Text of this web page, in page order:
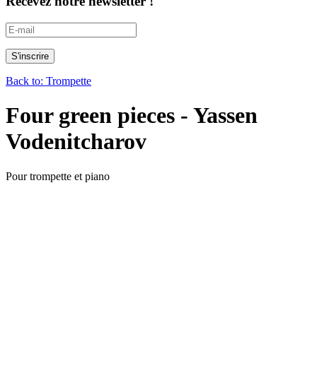
Back to: Trompette
Four green pieces - Yassen
Vodenitcharov
Pour trompette et piano